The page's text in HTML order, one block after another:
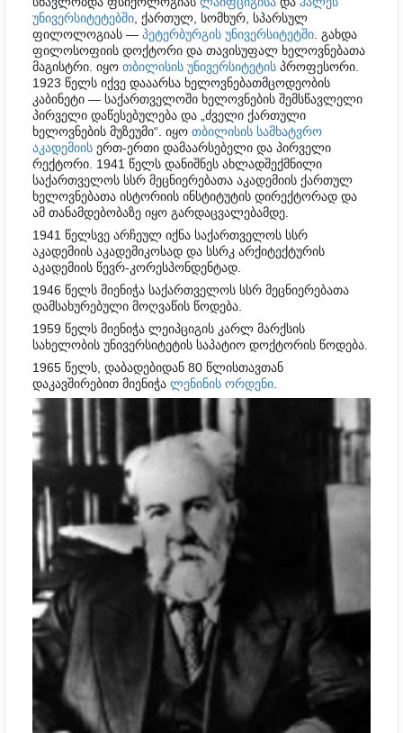
უნივერსიტეტებში , ქართულ, სომხურ, სპარსულ
ფილოლოგიას — პეტერბურგის უნივერსიტეტში . გახდა
ფილოსოფიის დოქტორი და თავისუფალ ხელოვნებათა
მაგისტრი. იყო თბილისის უნივერსიტეტის პროფესორი.
1923 წელს იქვე დააარსა ხელოვნებათმცოდეობის
კაბინეტი — საქართველოში ხელოვნების შემსწავლელი
პირველი დაწესებულება და „ძველი ქართული
ხელოვნების მუზეუმი“. იყო თბილისის სამხატვრო
აკადემიის ერთ-ერთი დამაარსებელი და პირველი
რექტორი. 1941 წელს დანიშნეს ახლადშექმნილი
საქართველოს სსრ მეცნიერებათა აკადემიის ქართულ
ხელოვნებათა ისტორიის ინსტიტუტის დირექტორად და
ამ თანამდებობაზე იყო გარდაცვალებამდე.
1941 წელსვე არჩეულ იქნა საქართველოს სსრ
აკადემიის აკადემიკოსად და სსრკ არქიტექტურის
აკადემიის წევრ-კორესპონდენტად.
1946 წელს მიენიჭა საქართველოს სსრ მეცნიერებათა
დამსახურებული მოღვაწის წოდება.
1959 წელს მიენიჭა ლეიპციგის კარლ მარქსის
სახელობის უნივერსიტეტის საპატიო დოქტორის წოდება.
1965 წელს, დაბადებიდან 80 წლისთავთან
დაკავშირებით მიენიჭა ლენინის ორდენი